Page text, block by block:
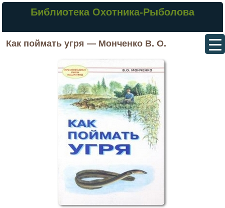
Библиотека Охотника-Рыболова
Как поймать угря — Монченко В. О.